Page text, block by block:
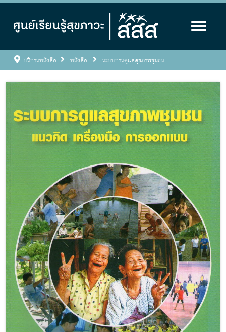
บริการหนังสือ หนังสือ ระบบการดูแลสุขภาพชุมชน